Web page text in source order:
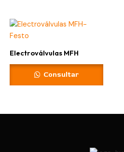
Electroválvulas MFH
Consultar